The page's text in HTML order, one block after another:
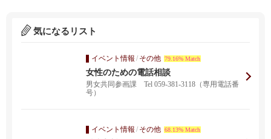
気になるリスト
イベント情報 / その他 79.16% Match
女性のための電話相談
男女共同参画課 Tel 059-381-3118（専用電話番
号）
イベント情報 / その他 68.13% Match